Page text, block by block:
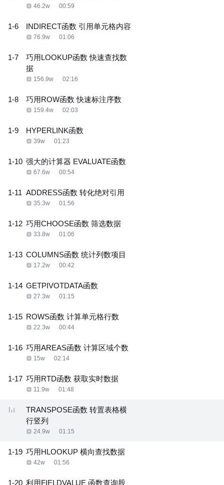
46.2w 00:59
1-6 INDIRECT函数 引用单元格内容
76.9w 01:06
1-7
巧用LOOKUP函数 快速查找数
据
156.9w 02:16
1-8 巧用ROW函数 快速标注序数
159.4w 02:03
1-9 HYPERLINK函数
39w 01:23
1-10 强大的计算器 EVALUATE函数
67.6w 00:54
1-11 ADDRESS函数 转化绝对引用
35.3w 01:56
1-12 巧用CHOOSE函数 筛选数据
33.8w 01:06
1-13 COLUMNS函数 统计列数项目
17.2w 00:42
1-14 GETPIVOTDATA函数
27.3w 01:15
1-15 ROWS函数 计算单元格行数
22.3w 00:44
1-16 巧用AREAS函数 计算区域个数
15w 02:14
1-17 巧用RTD函数 获取实时数据
11.9w 01:48
TRANSPOSE函数 转置表格横
行竖列
24.9w 01:15
1-19 巧用HLOOKUP 横向查找数据
42w 01:56
1-20 利用FIELDVALUE 函数查询股